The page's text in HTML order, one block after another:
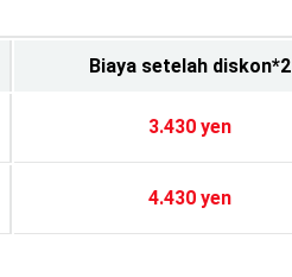
Biaya setelah diskon*2
3.430 yen
4.430 yen